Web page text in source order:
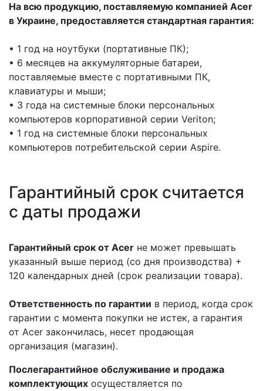
На всю продукцию, поставляемую компанией Acer
в Украине, предоставляется стандартная гарантия:
• 1 год на ноутбуки (портативные ПК);
• 6 месяцев на аккумуляторные батареи,
поставляемые вместе с портативными ПК,
клавиатуры и мыши;
• 3 года на системные блоки персональных
компьютеров корпоративной серии Veriton;
• 1 год на системные блоки персональных
компьютеров потребительской серии Aspire.
Гарантийный срок считается
с даты продажи
Гарантийный срок от Acer не может превышать
указанный выше период (со дня производства) +
120 календарных дней (срок реализации товара).
Ответственность по гарантии в период, когда срок
гарантии с момента покупки не истек, а гарантия
от Acer закончилась, несет продающая
организация (магазин).
Послегарантийное обслуживание и продажа
комплектующих осуществляется по